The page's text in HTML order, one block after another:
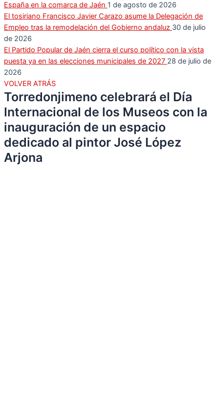
España en la comarca de Jaén 1 de agosto de 2026
El tosiriano Francisco Javier Carazo asume la Delegación de
Empleo tras la remodelación del Gobierno andaluz 30 de julio
de 2026
El Partido Popular de Jaén cierra el curso político con la vista
puesta ya en las elecciones municipales de 2027 28 de julio de
2026
VOLVER ATRÁS
Torredonjimeno celebrará el Día
Internacional de los Museos con la
inauguración de un espacio
dedicado al pintor José López
Arjona